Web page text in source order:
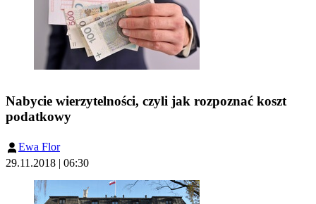
Nabycie wierzytelności, czyli jak rozpoznać koszt
podatkowy
Ewa Flor
29.11.2018 | 06:30